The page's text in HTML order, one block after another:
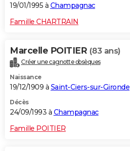
19/01/1995 à Champagnac
Famille CHARTRAIN
Marcelle POITIER (83 ans)
Créer une cagnotte obsèques
Naissance
19/12/1909 à Saint-Ciers-sur-Gironde
Décès
24/09/1993 à Champagnac
Famille POITIER